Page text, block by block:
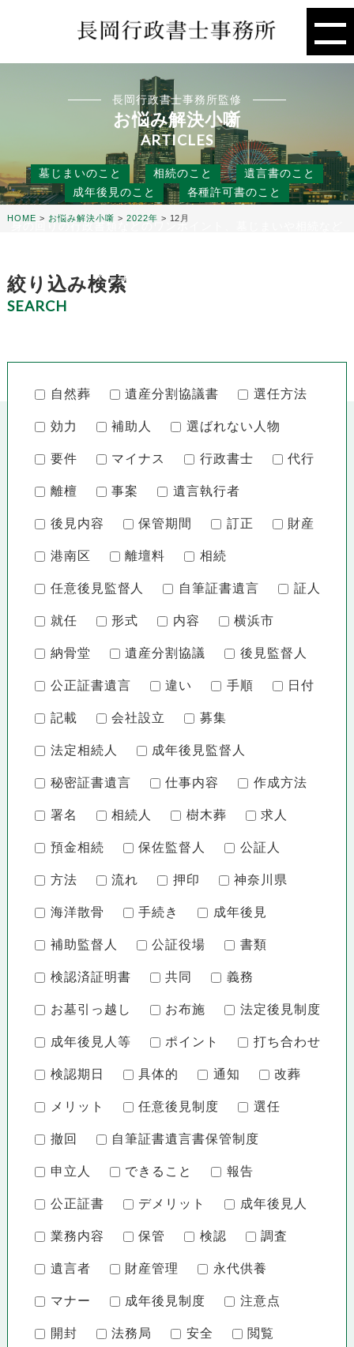
長岡行政書士事務所監修
お悩み解決小噺
ARTICLES
墓じまいのこと 相続のこと
遺言書のこと
成年後見のこと
各種許可書のこと
身の回りの行政書類などのワンポイント、墓じまいや相続など
ネになる小噺をお届けします。
HOME > お悩み解決小噺 > 2022年 > 12月
絞り込み検索
SEARCH
自然葬 遺産分割協議書 選任方法
効力 補助人 選ばれない人物
要件 マイナス 行政書士 代行
離檀 事案 遺言執行者
後見内容 保管期間 訂正 財産
港南区 離壇料 相続
任意後見監督人 自筆証書遺言 証人
就任 形式 内容 横浜市
納骨堂 遺産分割協議 後見監督人
公正証書遺言 違い 手順 日付
記載 会社設立 募集
法定相続人 成年後見監督人
秘密証書遺言 仕事内容 作成方法
署名 相続人 樹木葬 求人
預金相続 保佐監督人 公証人
方法 流れ 押印 神奈川県
海洋散骨 手続き 成年後見
補助監督人 公証役場 書類
検認済証明書 共同 義務
お墓引っ越し お布施 法定後見制度
成年後見人等 ポイント 打ち合わせ
検認期日 具体的 通知 改葬
メリット 任意後見制度 選任
撤回 自筆証書遺言書保管制度
申立人 できること 報告
公正証書 デメリット 成年後見人
業務内容 保管 検認 調査
遺言者 財産管理 永代供養
マナー 成年後見制度 注意点
開封 法務局 安全 閲覧